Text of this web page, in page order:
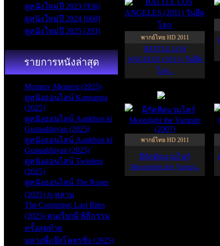
ดูหนังใหม่ปี 2023 [936]
ดูหนังใหม่ปี 2024 [660]
ดูหนังใหม่ปี 2025 [293]
รายการหนังล่าสุด
Mommy Meanest (2025)
ดูหนังออนไลน์ Kannappa
(2025)
ดูหนังออนไลน์ Aankhon ki
Gustaakhiyan (2025)
ดูหนังออนไลน์ Aankhon ki
Gustaakhiyan (2025)
ดูหนังออนไลน์ Twinless
(2025)
ดูหนังออนไลน์ The Roses
(2025) กุ-หลาบ
The Conjuring: Last Rites
(2025) คนเรียกผี พิธีกรรม
ครั้งสุดท้าย
หลวงพี่แจ๊สโคตรซิ่ง (2025)
พากย์ไทย HD 2011
BATTLE LOS
ANGELES (2011) วันยึด
โลก..
พากย์ไทย HD 2011
ผีกัดฟัดแวมไพร์
Moonlight the Vampi..